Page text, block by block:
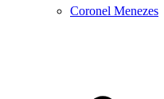
Coronel Menezes